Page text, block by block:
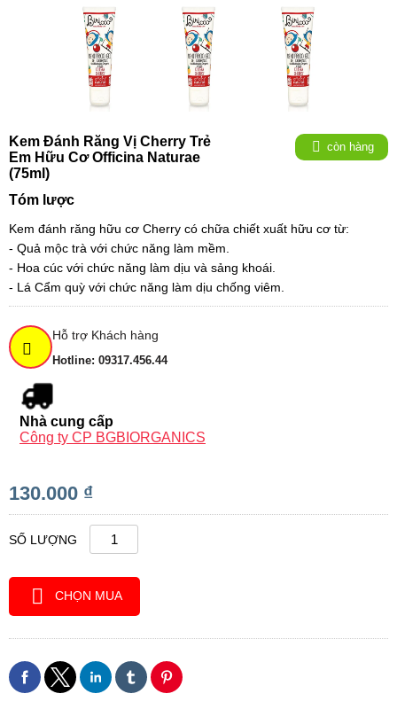
Kem Đánh Răng Vị Cherry Trẻ
Em Hữu Cơ Officina Naturae
(75ml)
còn hàng
Tóm lược
Kem đánh răng hữu cơ Cherry có chữa chiết xuất hữu cơ từ:
- Quả mộc trà với chức năng làm mềm.
- Hoa cúc với chức năng làm dịu và sảng khoái.
- Lá Cẩm quỳ với chức năng làm dịu chống viêm.
Hỗ trợ Khách hàng
Hotline: 09317.456.44
Nhà cung cấp
Công ty CP BGBIORGANICS
130.000 ₫
SỐ LƯỢNG
CHỌN MUA